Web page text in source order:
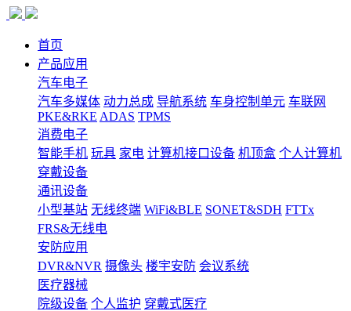
首页
产品应用
汽车电子
汽车多媒体 动力总成 导航系统 车身控制单元 车联网
PKE&RKE ADAS TPMS
消费电子
智能手机 玩具 家电 计算机接口设备 机顶盒 个人计算机
穿戴设备
通讯设备
小型基站 无线终端 WiFi&BLE SONET&SDH FTTx
FRS&无线电
安防应用
DVR&NVR 摄像头 楼宇安防 会议系统
医疗器械
院级设备 个人监护 穿戴式医疗